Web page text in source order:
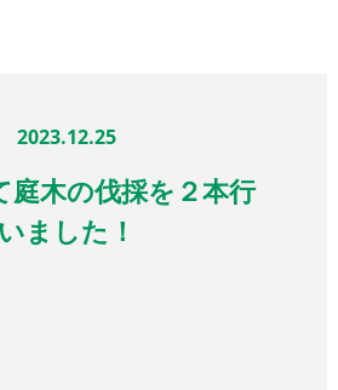
2023.12.25
庭木の伐採を２本行
いました！